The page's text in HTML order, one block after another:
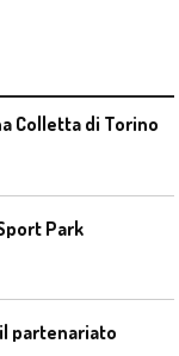
Colletta di Torino
Park
partenariato